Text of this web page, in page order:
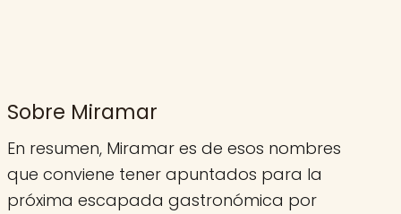
Sobre Miramar
En resumen, Miramar es de esos nombres
que conviene tener apuntados para la
próxima escapada gastronómica por